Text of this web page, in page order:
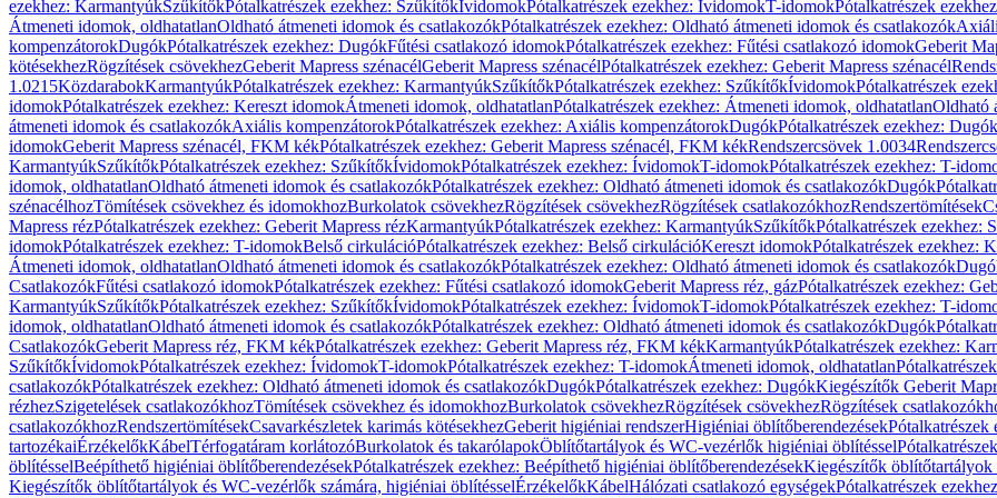
ezekhez: KarmantyúkSzűkítőkPótalkatrészek ezekhez: SzűkítőkÍvidomokPótalkatrészek ezekhez: ÍvidomokT-idomokPótalkatrészek
Átmeneti idomok, oldhatatlanOldható átmeneti idomok és csatlakozókPótalkatrészek ezekhez: Oldható átmeneti idomok és csatlakozók
kompenzátorokDugókPótalkatrészek ezekhez: DugókFűtési csatlakozó idomokPótalkatrészek ezekhez: Fűtési csatlakozó idomokGeberit
kötésekhezRögzítések csövekhezGeberit Mapress szénacélGeberit Mapress szénacélPótalkatrészek ezekhez: Geberit Mapress szénacél
1.0215KözdarabokKarmantyúkPótalkatrészek ezekhez: KarmantyúkSzűkítőkPótalkatrészek ezekhez: SzűkítőkÍvidomokPótalkatrészek
idomokPótalkatrészek ezekhez: Kereszt idomokÁtmeneti idomok, oldhatatlanPótalkatrészek ezekhez: Átmeneti idomok, oldhatatlanOldható
átmeneti idomok és csatlakozókAxiális kompenzátorokPótalkatrészek ezekhez: Axiális kompenzátorokDugókPótalkatrészek ezekhez: Dugók
idomokGeberit Mapress szénacél, FKM kékPótalkatrészek ezekhez: Geberit Mapress szénacél, FKM kékRendszercsövek 1.0034
KarmantyúkSzűkítőkPótalkatrészek ezekhez: SzűkítőkÍvidomokPótalkatrészek ezekhez: ÍvidomokT-idomokPótalkatrészek ezekhez: T-
idomok, oldhatatlanOldható átmeneti idomok és csatlakozókPótalkatrészek ezekhez: Oldható átmeneti idomok és csatlakozókDugók
szénacélhozTömítések csövekhez és idomokhozBurkolatok csövekhezRögzítések csövekhezRögzítések csatlakozókhozRendszertömítések
Mapress rézPótalkatrészek ezekhez: Geberit Mapress rézKarmantyúkPótalkatrészek ezekhez: KarmantyúkSzűkítőkPótalkatrészek ezekhez:
idomokPótalkatrészek ezekhez: T-idomokBelső cirkulációPótalkatrészek ezekhez: Belső cirkulációKereszt idomokPótalkatrészek ezekhez:
Átmeneti idomok, oldhatatlanOldható átmeneti idomok és csatlakozókPótalkatrészek ezekhez: Oldható átmeneti idomok és csatlakozók
CsatlakozókFűtési csatlakozó idomokPótalkatrészek ezekhez: Fűtési csatlakozó idomokGeberit Mapress réz, gázPótalkatrészek ezekhez:
KarmantyúkSzűkítőkPótalkatrészek ezekhez: SzűkítőkÍvidomokPótalkatrészek ezekhez: ÍvidomokT-idomokPótalkatrészek ezekhez: T-
idomok, oldhatatlanOldható átmeneti idomok és csatlakozókPótalkatrészek ezekhez: Oldható átmeneti idomok és csatlakozókDugók
CsatlakozókGeberit Mapress réz, FKM kékPótalkatrészek ezekhez: Geberit Mapress réz, FKM kékKarmantyúkPótalkatrészek ezekhez:
SzűkítőkÍvidomokPótalkatrészek ezekhez: ÍvidomokT-idomokPótalkatrészek ezekhez: T-idomokÁtmeneti idomok, oldhatatlan
csatlakozókPótalkatrészek ezekhez: Oldható átmeneti idomok és csatlakozókDugókPótalkatrészek ezekhez: DugókKiegészítők Geberit
rézhezSzigetelések csatlakozókhozTömítések csövekhez és idomokhozBurkolatok csövekhezRögzítések csövekhezRögzítések
csatlakozókhozRendszertömítésekCsavarkészletek karimás kötésekhezGeberit higiéniai rendszerHigiéniai öblítőberendezésekPótalkatrészek
tartozékaiÉrzékelőkKábelTérfogatáram korlátozóBurkolatok és takarólapokÖblítőtartályok és WC-vezérlők higiéniai öblítéssel
öblítésselBeépíthető higiéniai öblítőberendezésekPótalkatrészek ezekhez: Beépíthető higiéniai öblítőberendezésekKiegészítők öblítőtartályok
Kiegészítők öblítőtartályok és WC-vezérlők számára, higiéniai öblítésselÉrzékelőkKábelHálózati csatlakozó egységekPótalkatrészek